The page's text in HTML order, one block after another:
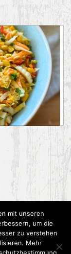
mit unseren
um die
zu verstehen
Mehr